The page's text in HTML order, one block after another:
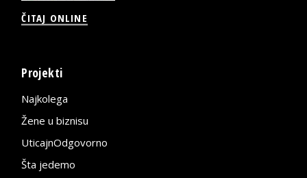
ČITAJ ONLINE
Projekti
Najkolega
Žene u biznisu
UticajnOdgovorno
Šta jedemo